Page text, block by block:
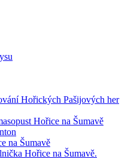
Hořických Pašijových her
Hořice na Šumavě
na Šumavě
Hořice na Šumavě.